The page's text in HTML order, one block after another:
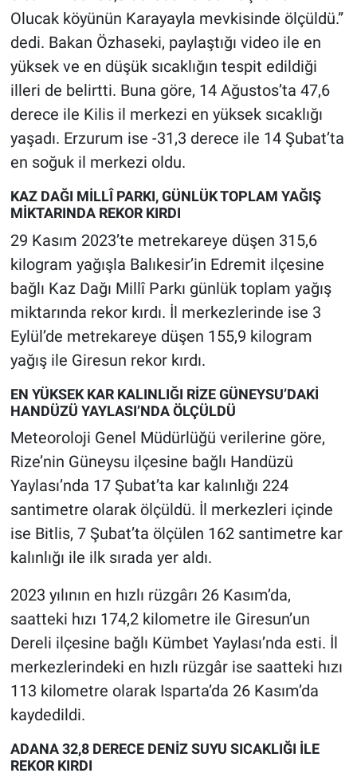
Olucak köyünün Karayayla mevkisinde ölçüldü.”
dedi. Bakan Özhaseki, paylaştığı video ile en
yüksek ve en düşük sıcaklığın tespit edildiği
illeri de belirtti. Buna göre, 14 Ağustos’ta 47,6
derece ile Kilis il merkezi en yüksek sıcaklığı
yaşadı. Erzurum ise -31,3 derece ile 14 Şubat’ta
en soğuk il merkezi oldu.
KAZ DAĞI MİLLÎ PARKI, GÜNLÜK TOPLAM YAĞIŞ
MİKTARINDA REKOR KIRDI
29 Kasım 2023’te metrekareye düşen 315,6
kilogram yağışla Balıkesir’in Edremit ilçesine
bağlı Kaz Dağı Millî Parkı günlük toplam yağış
miktarında rekor kırdı. İl merkezlerinde ise 3
Eylül’de metrekareye düşen 155,9 kilogram
yağış ile Giresun rekor kırdı.
EN YÜKSEK KAR KALINLIĞI RİZE GÜNEYSU’DAKİ
HANDÜZÜ YAYLASI’NDA ÖLÇÜLDÜ
Meteoroloji Genel Müdürlüğü verilerine göre,
Rize’nin Güneysu ilçesine bağlı Handüzü
Yaylası’nda 17 Şubat’ta kar kalınlığı 224
santimetre olarak ölçüldü. İl merkezleri içinde
ise Bitlis, 7 Şubat’ta ölçülen 162 santimetre kar
kalınlığı ile ilk sırada yer aldı.
2023 yılının en hızlı rüzgârı 26 Kasım’da,
saatteki hızı 174,2 kilometre ile Giresun’un
Dereli ilçesine bağlı Kümbet Yaylası’nda esti. İl
merkezlerindeki en hızlı rüzgâr ise saatteki hızı
113 kilometre olarak Isparta’da 26 Kasım’da
kaydedildi.
ADANA 32,8 DERECE DENİZ SUYU SICAKLIĞI İLE
REKOR KIRDI